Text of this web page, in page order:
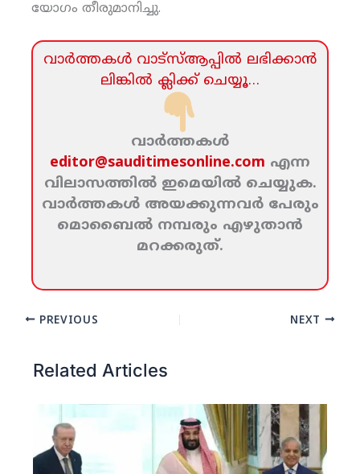
യോഗം തീരുമാനിച്ചു.
വാര്‍ത്തകള്‍ വാട്‌സ്‌ആപ്പില്‍ ലഭിക്കാന്‍
ലിങ്കില്‍ ക്ലിക്ക്‌ ചെയ്യൂ…
വാര്‍ത്തകള്‍
editor@sauditimesonline.com എന്ന
വിലാസത്തില്‍ ഇമെയില്‍ ചെയ്യുക.
വാര്‍ത്തകള്‍ അയക്കുന്നവര്‍ പേരും
മൊബൈല്‍ നമ്പരും എഴുതാന്‍
മറക്കരുത്‌.
PREVIOUS NEXT
Related Articles